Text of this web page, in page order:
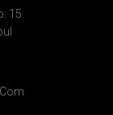
15